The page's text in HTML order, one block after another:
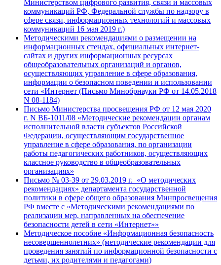
Министерством цифрового развития, связи и массовых
коммуникаций РФ, Федеральной службы по надзору в
сфере связи, информационных технологий и массовых
коммуникаций 16 мая 2019 г.)
Методическими рекомендациями о размещении на
информационных стендах, официальных интернет-
сайтах и других информационных ресурсах
общеобразовательных организаций и органов,
осуществляющих управление в сфере образования,
информации о безопасном поведении и использовании
сети «Интернет (Письмо Минобрнауки РФ от 14.05.2018
N 08-1184)
Письмо Министерства просвещения РФ от 12 мая 2020
г. N ВБ-1011/08 «Методические рекомендации органам
исполнительной власти субъектов Российской
Федерации, осуществляющим государственное
управление в сфере образования, по организации
работы педагогических работников, осуществляющих
классное руководство в общеобразовательных
организациях»
Письмо № 03-39 от 29.03.2019 г. «О методических
рекомендациях» департамента государственной
политики в сфере общего образования Минпросвещения
РФ вместе с «Методическими рекомендациями по
реализации мер, направленных на обеспечение
безопасности детей в сети «Интернет»»
Методическое пособие «Информационная безопасность
несовершеннолетних» (методические рекомендации для
проведения занятий по информационной безопасности с
детьми, их родителями и педагогами)